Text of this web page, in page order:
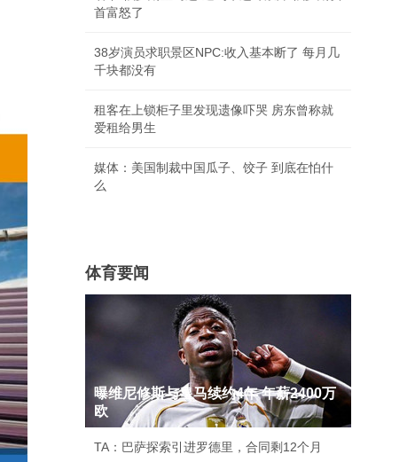
首富怒了
38岁演员求职景区NPC:收入基本断了 每月几
千块都没有
租客在上锁柜子里发现遗像吓哭 房东曾称就
爱租给男生
媒体：美国制裁中国瓜子、饺子 到底在怕什
么
体育要闻
曝维尼修斯与皇马续约4年 年薪2400万
欧
TA：巴萨探索引进罗德里，合同剩12个月